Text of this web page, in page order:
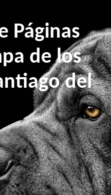
Páginas
de los
del